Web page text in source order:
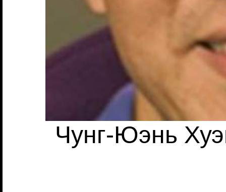
Чунг-Юэнь